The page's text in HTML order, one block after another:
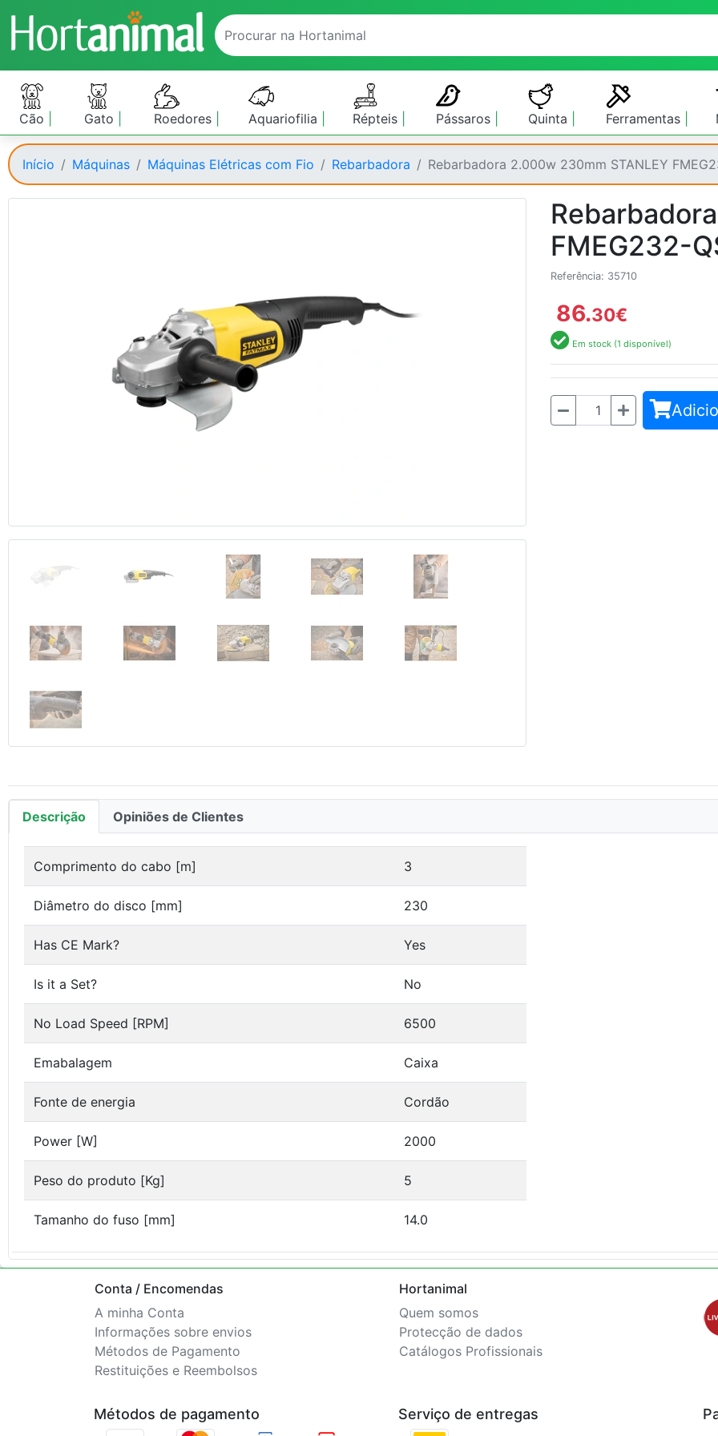
Cão Gato Roedores Aquariofilia Répteis Pássaros Quinta Ferramentas
Início Máquinas Máquinas Elétricas com Fio Rebarbadora Rebarbadora 2.000w 230mm STANLEY
FMEG232-
Referência: 35710
86.30€
Em stock (1 disponível)
Quantidade
Descrição Opiniões de Clientes
Comprimento do cabo [m] 3
Diâmetro do disco [mm] 230
Has CE Mark? Yes
Is it a Set? No
No Load Speed [RPM] 6500
Emabalagem Caixa
Fonte de energia Cordão
Power [W] 2000
Peso do produto [Kg] 5
Tamanho do fuso [mm] 14.0
Conta / Encomendas
A minha Conta
Informações sobre envios
Métodos de Pagamento
Restituições e Reembolsos
Hortanimal
Quem somos
Protecção de dados
Catálogos Profissionais
Métodos de pagamento Serviço de entregas